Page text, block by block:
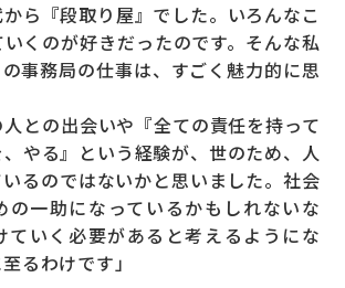
から『段取り屋』でした。いろんなこ
くのが好きだったのです。そんな私
事務局の仕事は、すごく魅力的に思
との出会いや『全ての責任を持って
やる』という経験が、世のため、人
るのではないかと思いました。社会
の一助になっているかもしれないな
ていく必要があると考えるようにな
るわけです」